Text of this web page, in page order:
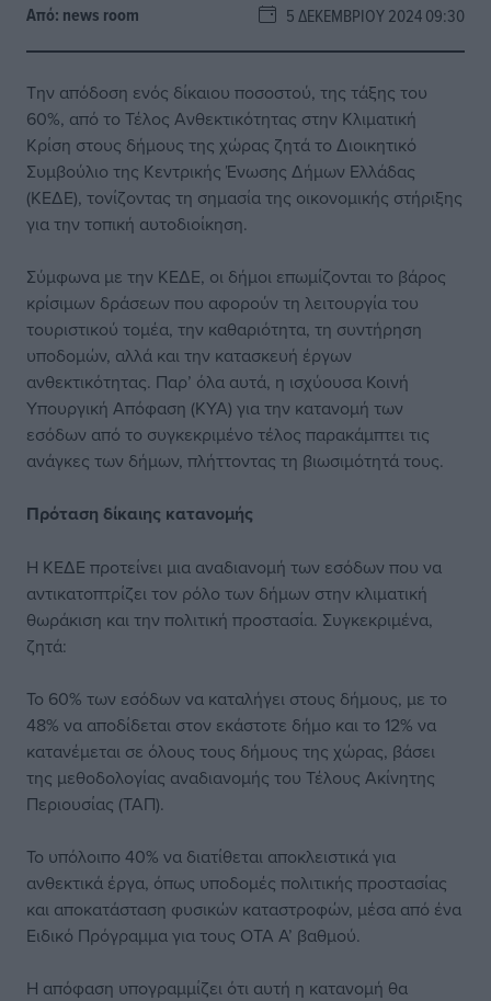
Από: news room 5 ΔΕΚΕΜΒΡΊΟΥ 2024 09:30
Την απόδοση ενός δίκαιου ποσοστού, της τάξης του
60%, από το Τέλος Ανθεκτικότητας στην Κλιματική
Κρίση στους δήμους της χώρας ζητά το Διοικητικό
Συμβούλιο της Κεντρικής Ένωσης Δήμων Ελλάδας
(ΚΕΔΕ), τονίζοντας τη σημασία της οικονομικής στήριξης
για την τοπική αυτοδιοίκηση.
Σύμφωνα με την ΚΕΔΕ, οι δήμοι επωμίζονται το βάρος
κρίσιμων δράσεων που αφορούν τη λειτουργία του
τουριστικού τομέα, την καθαριότητα, τη συντήρηση
υποδομών, αλλά και την κατασκευή έργων
ανθεκτικότητας. Παρ’ όλα αυτά, η ισχύουσα Κοινή
Υπουργική Απόφαση (ΚΥΑ) για την κατανομή των
εσόδων από το συγκεκριμένο τέλος παρακάμπτει τις
ανάγκες των δήμων, πλήττοντας τη βιωσιμότητά τους.
Πρόταση δίκαιης κατανομής
Η ΚΕΔΕ προτείνει μια αναδιανομή των εσόδων που να
αντικατοπτρίζει τον ρόλο των δήμων στην κλιματική
θωράκιση και την πολιτική προστασία. Συγκεκριμένα,
ζητά:
Το 60% των εσόδων να καταλήγει στους δήμους, με το
48% να αποδίδεται στον εκάστοτε δήμο και το 12% να
κατανέμεται σε όλους τους δήμους της χώρας, βάσει
της μεθοδολογίας αναδιανομής του Τέλους Ακίνητης
Περιουσίας (ΤΑΠ).
Το υπόλοιπο 40% να διατίθεται αποκλειστικά για
ανθεκτικά έργα, όπως υποδομές πολιτικής προστασίας
και αποκατάσταση φυσικών καταστροφών, μέσα από ένα
Ειδικό Πρόγραμμα για τους ΟΤΑ Α’ βαθμού.
Η απόφαση υπογραμμίζει ότι αυτή η κατανομή θα